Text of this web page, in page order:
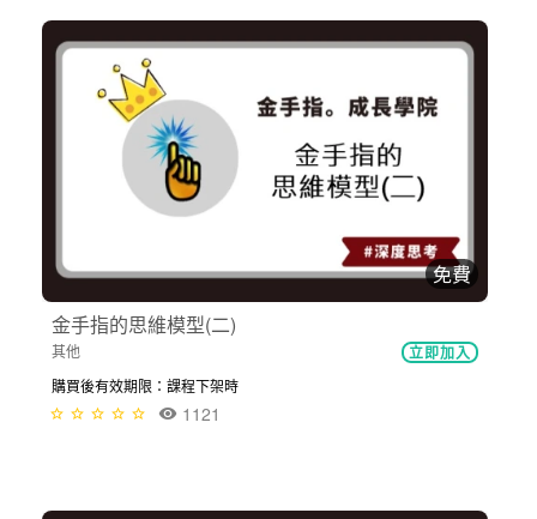
免費
金手指的思維模型(二)
其他 立即加入
購買後有效期限：課程下架時
1121